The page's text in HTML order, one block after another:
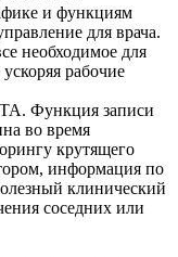
и функциям
для врача.
необходимое для
рабочие
записи
во время
крутящего
информация по
клинический
соседних или